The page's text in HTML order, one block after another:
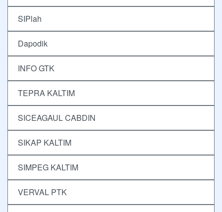
SIPlah
Dapodik
INFO GTK
TEPRA KALTIM
SICEAGAUL CABDIN
SIKAP KALTIM
SIMPEG KALTIM
VERVAL PTK